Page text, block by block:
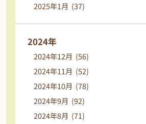
2025年1月 (37)
2024年
2024年12月 (56)
2024年11月 (52)
2024年10月 (78)
2024年9月 (92)
2024年8月 (71)